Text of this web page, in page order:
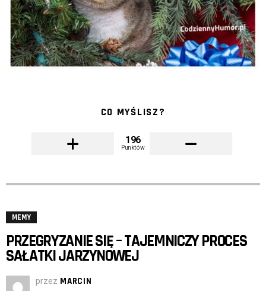
CO MYŚLISZ?
196
Punktów
MEMY
PRZEGRYZANIE SIĘ – TAJEMNICZY PROCES
SAŁATKI JARZYNOWEJ
przez MARCIN